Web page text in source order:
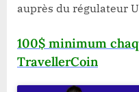
auprès du régulateur
100$ minimum
TravellerCoin